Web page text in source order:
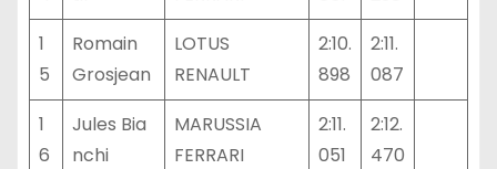
1
5
Romain
Grosjean
LOTUS
RENAULT
2:10.
898
2:11.
087
1
6
Jules Bia
nchi
MARUSSIA
FERRARI
2:11.
051
2:12.
470